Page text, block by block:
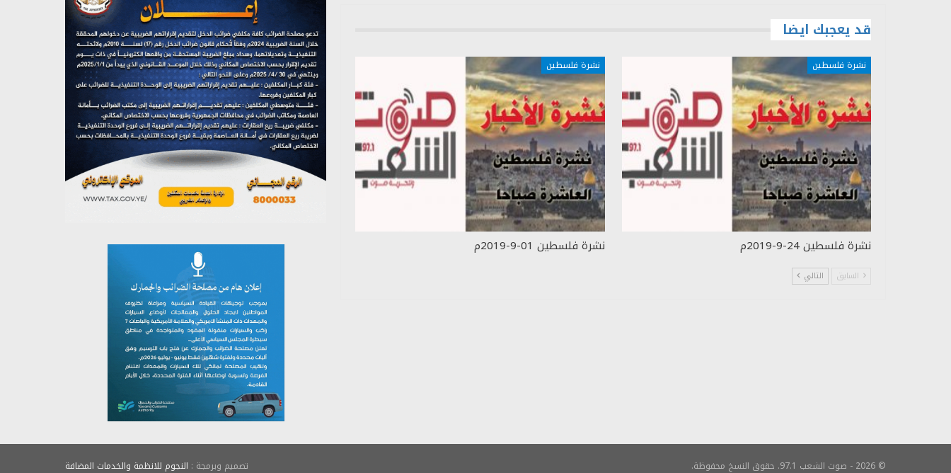
قد يعجبك ايضا
نشرة فلسطين
نشرة فلسطين 24-9-2019م
نشرة فلسطين
نشرة فلسطين 01-9-2019م
السابق التالي
تستمعون لبرنامج (هندسة الوهم)
يوليو 28, 2026
مؤتمر صحفي لمركز عين الإنسانية حول جرائم تحالف
العدوان على اليمن
يوليو 27, 2026
تستمعون لبرنامج (مع السيد القائد)
يوليو 26, 2026
© 2026 - صوت الشعب 97.1. حقوق النسخ محفوظة. تصميم وبرمجة : النجوم للانظمة والخدمات المضافة